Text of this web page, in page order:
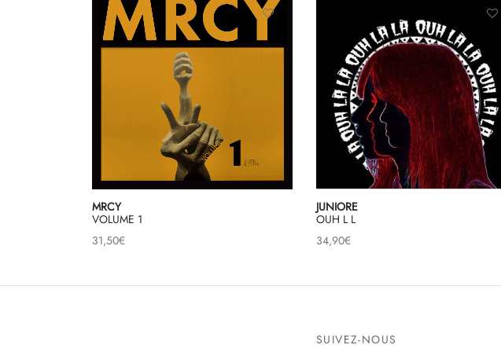
MRCY
VOLUME 1
31,50€
JUNIORE
OUH L L
34,90€
SUIVEZ-NOUS